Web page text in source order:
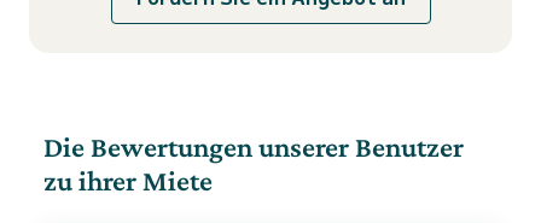
Die Bewertungen unserer Benutzer
zu ihrer Miete